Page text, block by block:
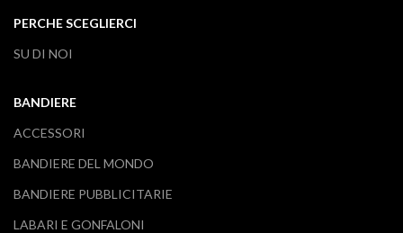
PERCHE SCEGLIERCI
SU DI NOI
BANDIERE
ACCESSORI
BANDIERE DEL MONDO
BANDIERE PUBBLICITARIE
LABARI E GONFALONI